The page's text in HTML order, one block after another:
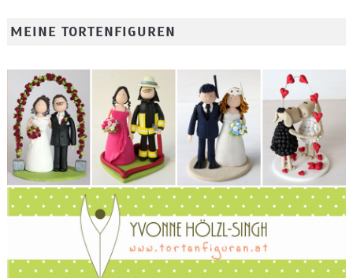
MEINE TORTENFIGUREN